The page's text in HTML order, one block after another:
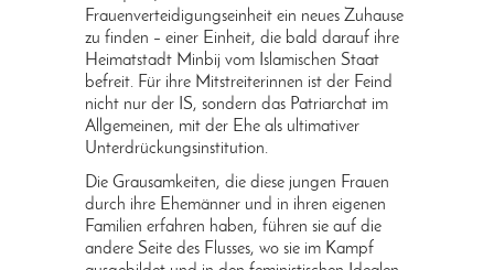
Frauenverteidigungseinheit ein neues Zuhause
zu finden – einer Einheit, die bald darauf ihre
Heimatstadt Minbij vom Islamischen Staat
befreit. Für ihre Mitstreiterinnen ist der Feind
nicht nur der IS, sondern das Patriarchat im
Allgemeinen, mit der Ehe als ultimativer
Unterdrückungsinstitution.
Die Grausamkeiten, die diese jungen Frauen
durch ihre Ehemänner und in ihren eigenen
Familien erfahren haben, führen sie auf die
andere Seite des Flusses, wo sie im Kampf